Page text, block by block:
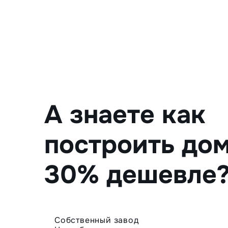
А знаете как
построить
30%
Собственный завод